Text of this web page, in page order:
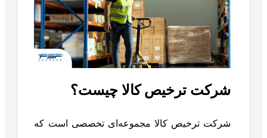
شرکت ترخیص کالا چیست؟
شرکت ترخیص کالا مجموعه‌ای تخصصی است که